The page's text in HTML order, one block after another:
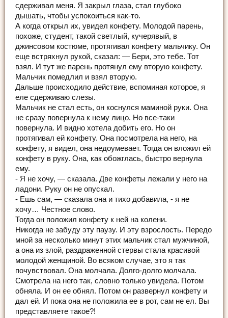
сдерживал меня. Я закрыл глаза, стал глубоко
дышать, чтобы успокоиться как-то.
А когда открыл их, увидел конфету. Молодой парень,
похоже, студент, такой светлый, кучерявый, в
джинсовом костюме, протягивал конфету мальчику. Он
еще встряхнул рукой, сказал: — Бери, это тебе. Тот
взял. И тут же парень протянул ему вторую конфету.
Мальчик помедлил и взял вторую.
Дальше происходило действие, вспоминая которое, я
еле сдерживаю слезы.
Мальчик не стал есть, он коснулся маминой руки. Она
не сразу повернула к нему лицо. Но все-таки
повернула. И видно хотела добить его. Но он
протягивал ей конфету. Она посмотрела на него, на
конфету, я видел, она недоумевает. Тогда он вложил ей
конфету в руку. Она, как обожглась, быстро вернула
ему.
- Я не хочу, — сказала. Две конфеты лежали у него на
ладони. Руку он не опускал.
- Ешь сам, — сказала она и тихо добавила, - я не
хочу… Честное слово.
Тогда он положил конфету к ней на колени.
Никогда не забуду эту паузу. И эту взрослость. Передо
мной за несколько минут этих мальчик стал мужчиной,
а она из злой, раздраженной стервы стала красивой
молодой женщиной. Во всяком случае, это я так
почувствовал. Она молчала. Долго-долго молчала.
Смотрела на него так, словно только увидела. Потом
обняла. И он ее обнял. Потом он развернул конфету и
дал ей. И пока она не положила ее в рот, сам не ел. Вы
представляете такое?!